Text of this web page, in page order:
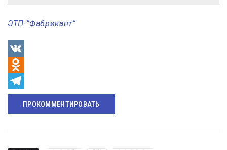
ЭТП “Фабрикант”
VK
Odnoklassniki
Telegram
ПРОКОММЕНТИРОВАТЬ